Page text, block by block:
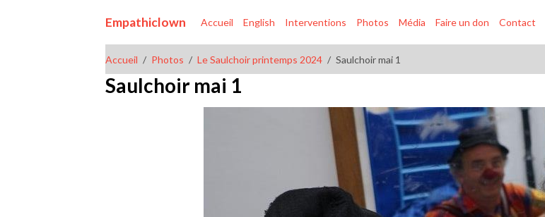
Empathiclown Accueil English Interventions Photos Média Faire un don Contact
Accueil Photos Le Saulchoir printemps 2024 Saulchoir mai 1
Saulchoir mai 1